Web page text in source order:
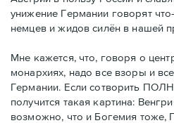
унижение Германии говорят
немцев и жидов силён в нашей
Мне кажется, что, говоря о
монархиях, надо все взоры и
Германии. Если сотворить
получится такая картина:
возможно, что и Богемия тоже,